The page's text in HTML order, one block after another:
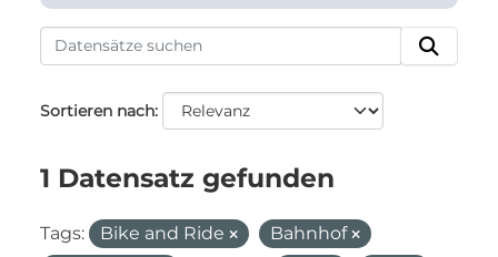
Sortieren nach
1 Datensatz gefunden
Tags: Bike and Ride
Bahnhof